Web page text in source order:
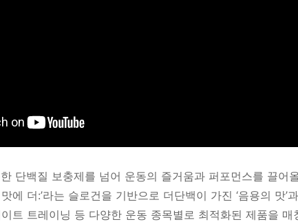
단백질 보충제를 넘어 운동의 즐거움과 퍼포먼스를 끌어
에 더:’라는 슬로건을 기반으로 더단백이 가진 ‘음용의 맛’
트 트레이닝 등 다양한 운동 종목별로 최적화된 제품을